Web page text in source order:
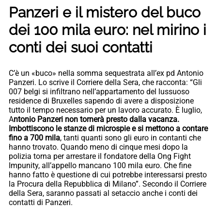
Panzeri e il mistero del buco
dei 100 mila euro: nel mirino i
conti dei suoi contatti
C’è un «buco» nella somma sequestrata all’ex pd Antonio
Panzeri. Lo scrive il Corriere della Sera, che racconta: “Gli
007 belgi si infiltrano nell’appartamento del lussuoso
residence di Bruxelles sapendo di avere a disposizione
tutto il tempo necessario per un lavoro accurato. È luglio,
Antonio Panzeri non tornerà presto dalla vacanza.
Imbottiscono le stanze di microspie e si mettono a contare
fino a 700 mila, tanti quanti sono gli euro in contanti che
hanno trovato. Quando meno di cinque mesi dopo la
polizia torna per arrestare il fondatore della Ong Fight
Impunity, all’appello mancano 100 mila euro. Che fine
hanno fatto è questione di cui potrebbe interessarsi presto
la Procura della Repubblica di Milano”. Secondo il Corriere
della Sera, saranno passati al setaccio anche i conti dei
contatti di Panzeri.